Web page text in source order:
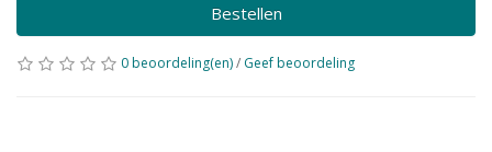
Bestellen
0 beoordeling(en)/ Geef beoordeling